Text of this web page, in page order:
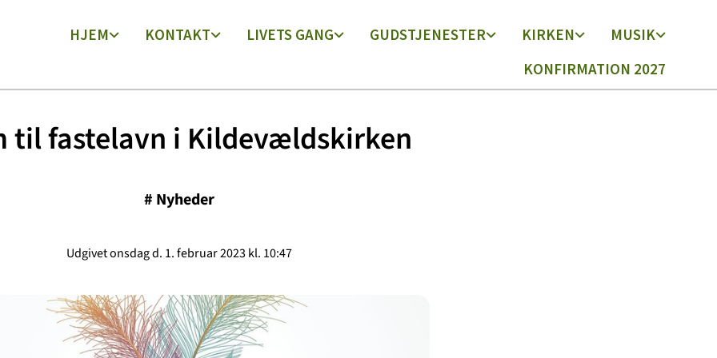
HJEM KONTAKT LIVETS GANG GUDSTJENESTER KIRKEN
MUSIK
KONFIRMATION 2027
til fastelavn i Kildevældskirken
# Nyheder
Udgivet onsdag d. 1. februar 2023 kl. 10:47